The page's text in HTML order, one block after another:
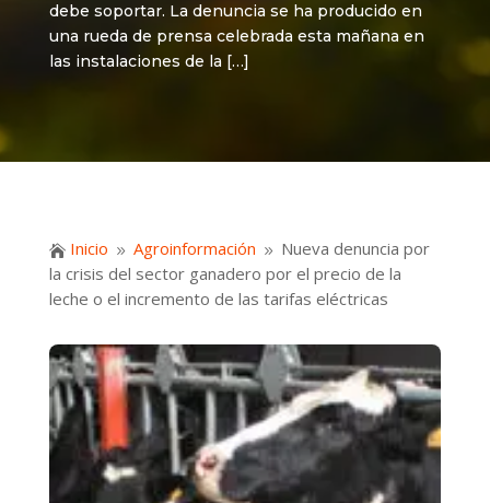
debe soportar. La denuncia se ha producido en
una rueda de prensa celebrada esta mañana en
las instalaciones de la […]
 Inicio 9 Agroinformación 9 Nueva denuncia por
la crisis del sector ganadero por el precio de la
leche o el incremento de las tarifas eléctricas